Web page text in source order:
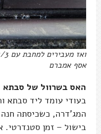
אסף אמברם
האס בשרוול של סבתא
בעודי עומד ליד סבתא
בישול – זמן